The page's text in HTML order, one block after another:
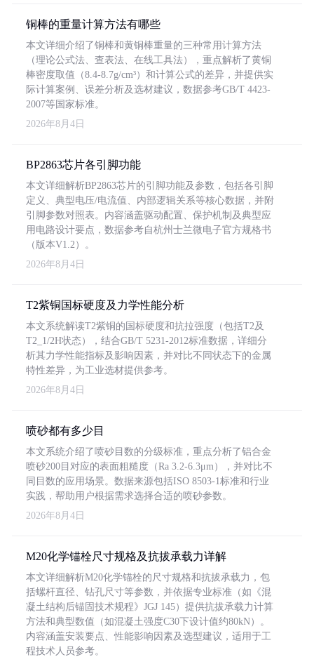
铜棒的重量计算方法有哪些
本文详细介绍了铜棒和黄铜棒重量的三种常用计算方法
（理论公式法、查表法、在线工具法），重点解析了黄铜
棒密度取值（8.4-8.7g/cm³）和计算公式的差异，并提供实
际计算案例、误差分析及选材建议，数据参考GB/T 4423-
2007等国家标准。
2026年8月4日
BP2863芯片各引脚功能
本文详细解析BP2863芯片的引脚功能及参数，包括各引脚
定义、典型电压/电流值、内部逻辑关系等核心数据，并附
引脚参数对照表。内容涵盖驱动配置、保护机制及典型应
用电路设计要点，数据参考自杭州士兰微电子官方规格书
（版本V1.2）。
2026年8月4日
T2紫铜国标硬度及力学性能分析
本文系统解读T2紫铜的国标硬度和抗拉强度（包括T2及
T2_1/2H状态），结合GB/T 5231-2012标准数据，详细分
析其力学性能指标及影响因素，并对比不同状态下的金属
特性差异，为工业选材提供参考。
2026年8月4日
喷砂都有多少目
本文系统介绍了喷砂目数的分级标准，重点分析了铝合金
喷砂200目对应的表面粗糙度（Ra 3.2-6.3μm），并对比不
同目数的应用场景。数据来源包括ISO 8503-1标准和行业
实践，帮助用户根据需求选择合适的喷砂参数。
2026年8月4日
M20化学锚栓尺寸规格及抗拔承载力详解
本文详细解析M20化学锚栓的尺寸规格和抗拔承载力，包
括螺杆直径、钻孔尺寸等参数，并依据专业标准（如《混
凝土结构后锚固技术规程》JGJ 145）提供抗拔承载力计算
方法和典型数值（如混凝土强度C30下设计值约80kN）。
内容涵盖安装要点、性能影响因素及选型建议，适用于工
程技术人员参考。